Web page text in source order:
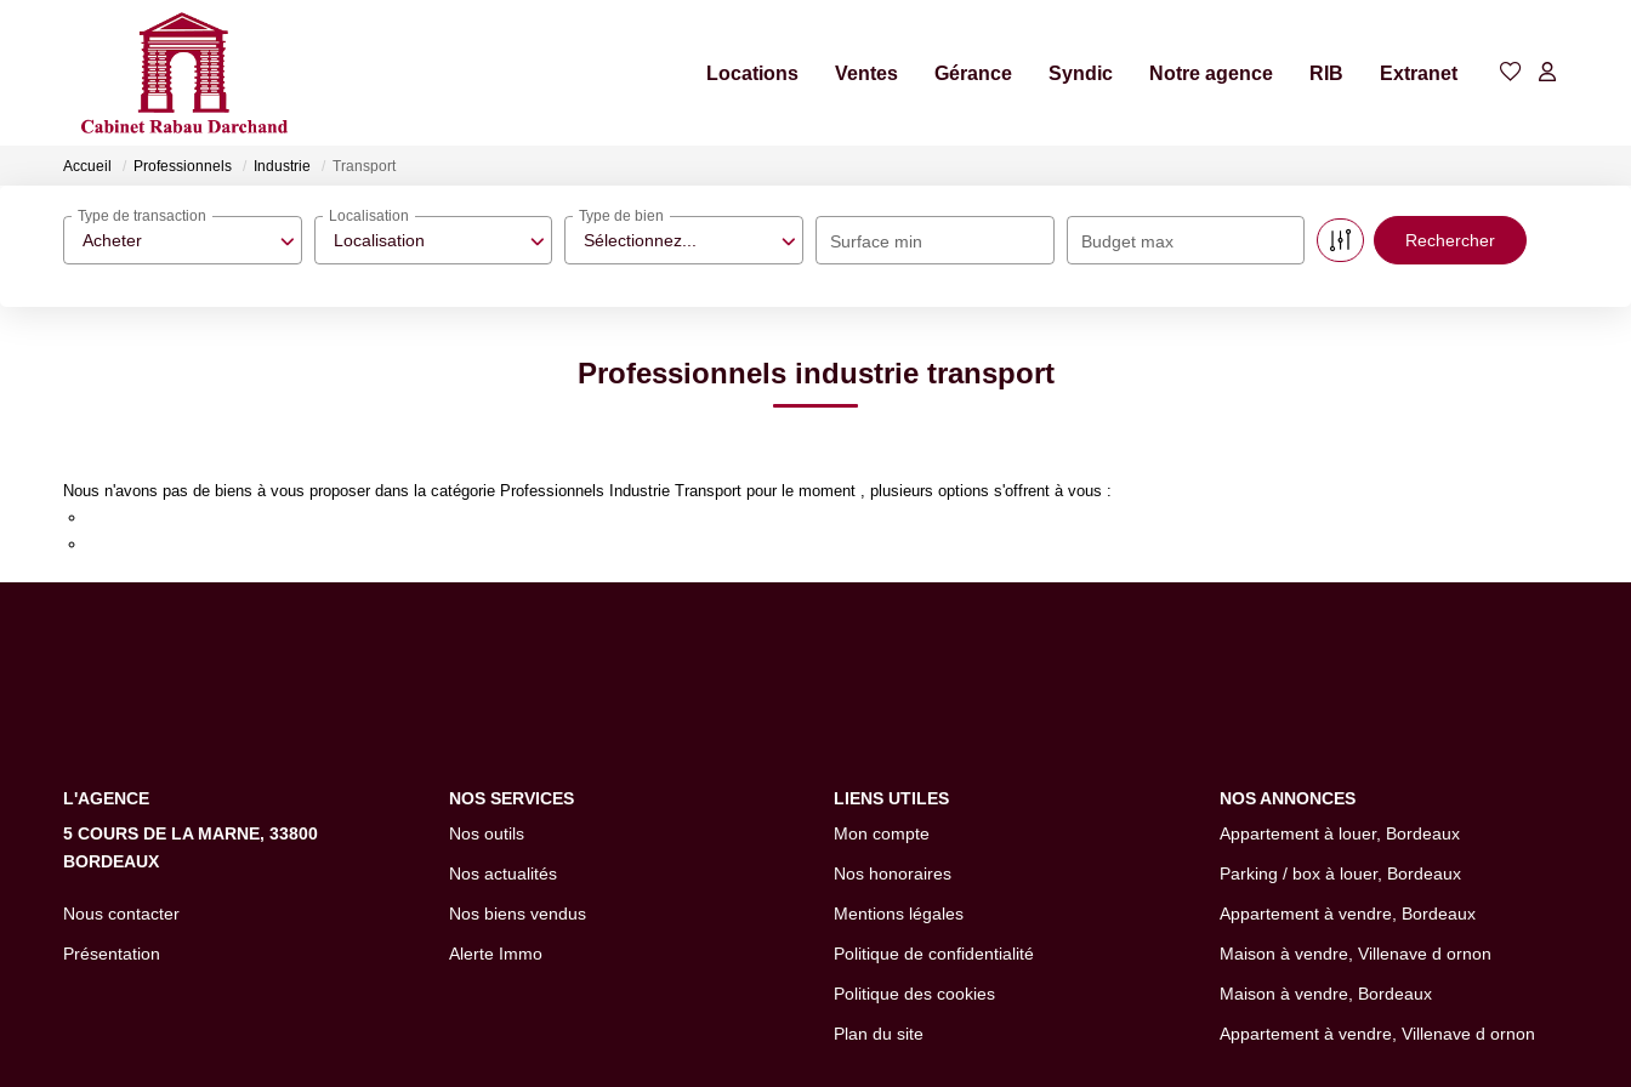
Locations Ventes Gérance Syndic Notre agence RIB Extranet
Accueil Professionnels Industrie Transport
Acheter
Type de transaction
Localisation
Localisation
Sélectionnez...
Type de bien
Surface min Budget max
Professionnels industrie transport
Nous n'avons pas de biens à vous proposer dans la catégorie Professionnels Industrie Transport pour le moment , plusieurs options s'offrent à vous :
L'AGENCE
5 COURS DE LA MARNE, 33800
BORDEAUX
Nous contacter
Présentation
NOS SERVICES
Nos outils
Nos actualités
Nos biens vendus
Alerte Immo
LIENS UTILES
Mon compte
Nos honoraires
Mentions légales
Politique de confidentialité
Politique des cookies
Plan du site
NOS ANNONCES
Appartement à louer, Bordeaux
Parking / box à louer, Bordeaux
Appartement à vendre, Bordeaux
Maison à vendre, Villenave d ornon
Maison à vendre, Bordeaux
Appartement à vendre, Villenave d ornon